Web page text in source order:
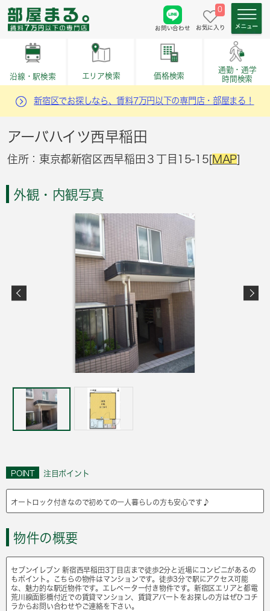
お問い合わせ
0
お気に入り
沿線・駅検索 エリア検索 価格検索
通勤・通学
時間検索
新宿区でお探しなら、賃料7万円以下の専門店・部屋まる！
アーバハイツ西早稲田
住所：東京都新宿区西早稲田３丁目15-15[MAP]
外観・内観写真
POINT 注目ポイント
オートロック付きなので初めての一人暮らしの方も安心です♪
物件の概要
セブンイレブン 新宿西早稲田3丁目店まで徒歩2分と近場にコンビニがあるの
もポイント。こちらの物件はマンションです。徒歩3分で駅にアクセス可能
な、魅力的な駅近物件です。エレベーター付き物件です。新宿区エリアと都電
荒川線面影橋付近での賃貸マンション、賃貸アパートをお探しの方はぜひコチ
ラからお問い合わせやご連絡を下さい。